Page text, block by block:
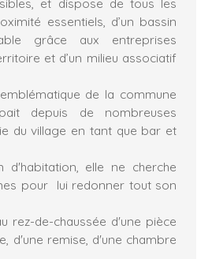
et dispose de tous les
essentiels, d’un bassin
grâce aux entreprises
et d’un milieu associatif
de la commune
depuis de nombreuses
du village en tant que bar et
d'habitation, elle ne cherche
pour lui redonner tout son
rez-de-chaussée d'une pièce
d'une remise, d'une chambre